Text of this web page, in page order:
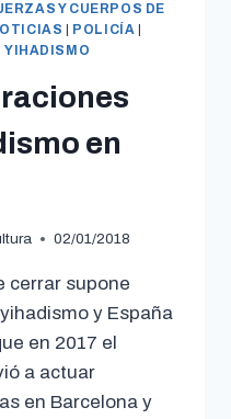
Y CUERPOS DE
POLICÍA
YIHADISMO
en
02/01/2018
cerrar supone
y España
en 2017 el
a actuar
en Barcelona y